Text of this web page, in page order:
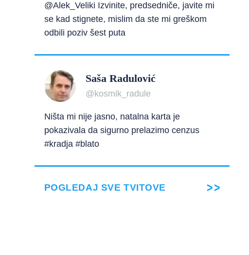
@Alek_Veliki Izvinite, predsedniče, javite mi
se kad stignete, mislim da ste mi greškom
odbili poziv šest puta
Saša Radulović
@kosmik_radule
Ništa mi nije jasno, natalna karta je
pokazivala da sigurno prelazimo cenzus
#kradja #blato
POGLEDAJ SVE TVITOVE